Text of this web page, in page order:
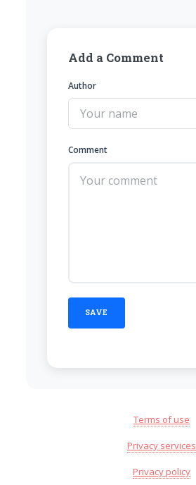
Add a Comment
Author
Comment
Terms of use
Privacy services
Privacy policy